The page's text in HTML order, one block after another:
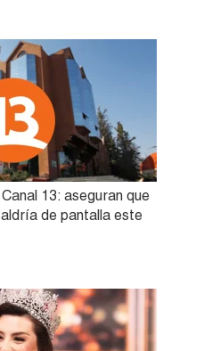
13: aseguran que
de pantalla este